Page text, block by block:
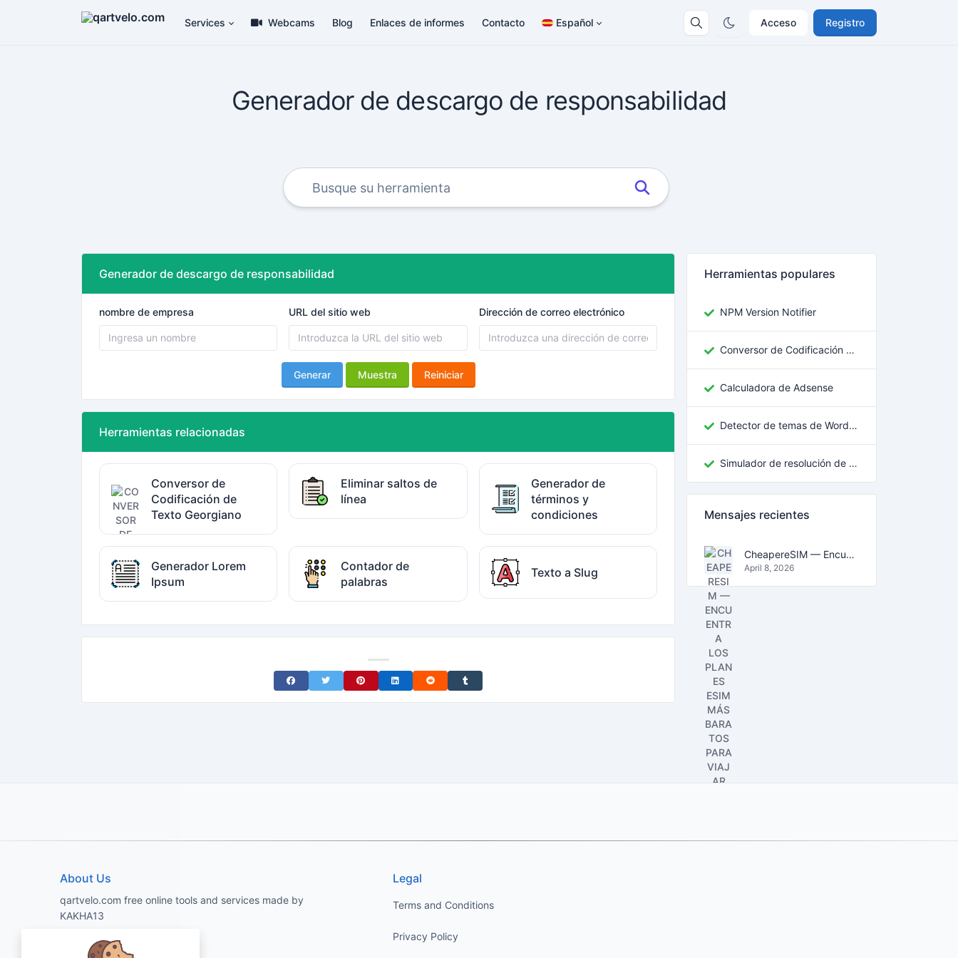
Acceso Registro
Services Webcams Blog Enlaces de informes Contacto Español
Generador de descargo de responsabilidad
Generador de descargo de responsabilidad
nombre de empresa URL del sitio web Dirección de correo electrónico
Generar Muestra Reiniciar
Herramientas relacionadas
Conversor de
Codificación de
Texto Georgiano
Eliminar saltos de
línea
Generador de
términos y
condiciones
Generador Lorem
Ipsum
Contador de
palabras
Texto a Slug
Share on Facebook
Share on TwitterShare on Pinterest
Share on LinkedIn
Share on RedditShare on Tumblr
Herramientas populares
NPM Version Notifier
Conversor de Codificación de Texto Georgiano
Calculadora de Adsense
Detector de temas de WordPress
Simulador de resolución de pantalla
Mensajes recientes
CheapereSIM — Encuentra los planes eSIM más baratos para viajar en 2026
April 8, 2026
About Us
qartvelo.com free online tools and services made by
KAKHA13
Legal
Terms and Conditions
Privacy Policy